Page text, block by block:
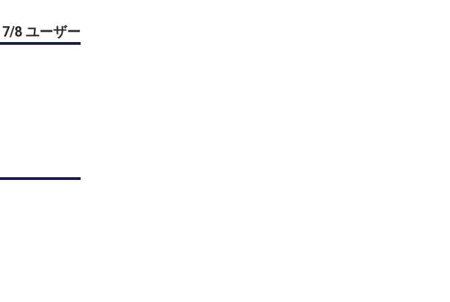
7/8 ユーザー